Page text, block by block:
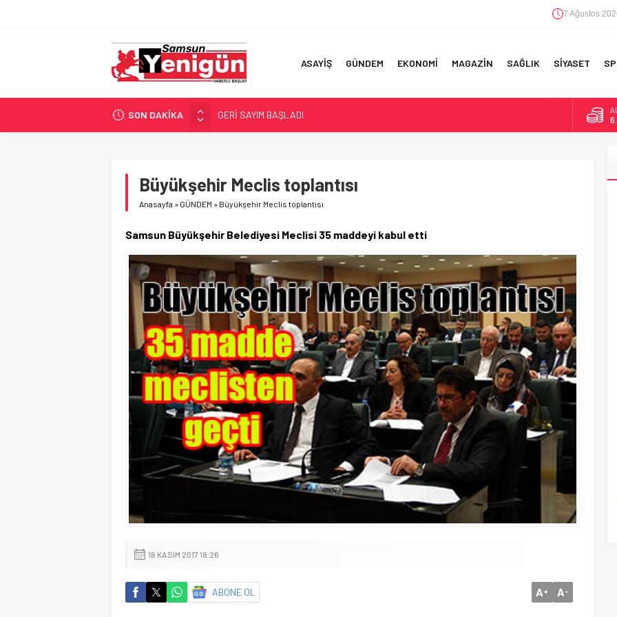
7 Ağustos
ASAYİŞ GÜNDEM EKONOMİ MAGAZİN SAĞLIK SİYASET
SON DAKİKA
GERİ SAYIM BAŞLADI
SAMSUNSPOR’DA HEDEF 5’İNCİLİK!
İŞTE FINDIK FİYATI!
YÖNETİCİ SEÇERKEN YAPILAN EN BÜYÜK HATALAR
Büyükşehir Meclis toplantısı
Anasayfa » GÜNDEM » Büyükşehir Meclis toplantısı
Samsun Büyükşehir Belediyesi Meclisi 35 maddeyi kabul etti
16 KASIM 2017 18:26
ABONE OL A+ A-